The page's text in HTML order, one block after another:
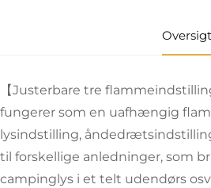
Oversigt
【Justerbare tre
fungerer som en uafhængig
lysindstilling,
til forskellige anledninger, som
campinglys i et telt udendørs